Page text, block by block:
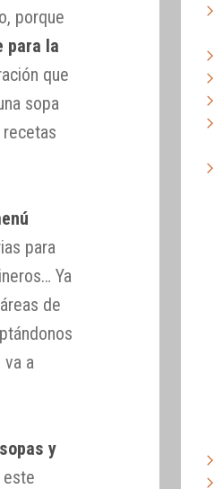
porque
para la
que
sopa
para
Ya
de
a
sopas y
este